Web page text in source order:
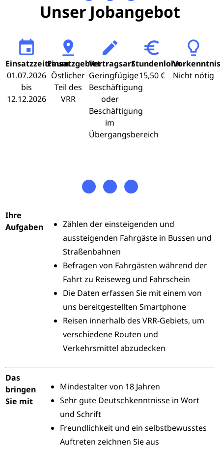
Unser Jobangebot
Einsatzzeitraum
01.07.2026
bis
12.12.2026
Einsatzgebiet
Östlicher
Teil des
VRR
Vertragsart
Geringfügige
Beschäftigung
oder
Beschäftigung
im
Übergangsbereich
Stundenlohn
15,50 €
Nicht nötig
Ihre
Aufgaben
Zählen der einsteigenden und
aussteigenden Fahrgäste in Bussen und
Straßenbahnen
Befragen von Fahrgästen während der
Fahrt zu Reiseweg und Fahrschein
Die Daten erfassen Sie mit einem von
uns bereitgestellten Smartphone
Reisen innerhalb des VRR-Gebiets, um
verschiedene Routen und
Verkehrsmittel abzudecken
Das
bringen
Sie mit
Mindestalter von 18 Jahren
Sehr gute Deutschkenntnisse in Wort
und Schrift
Freundlichkeit und ein selbstbewusstes
Auftreten zeichnen Sie aus